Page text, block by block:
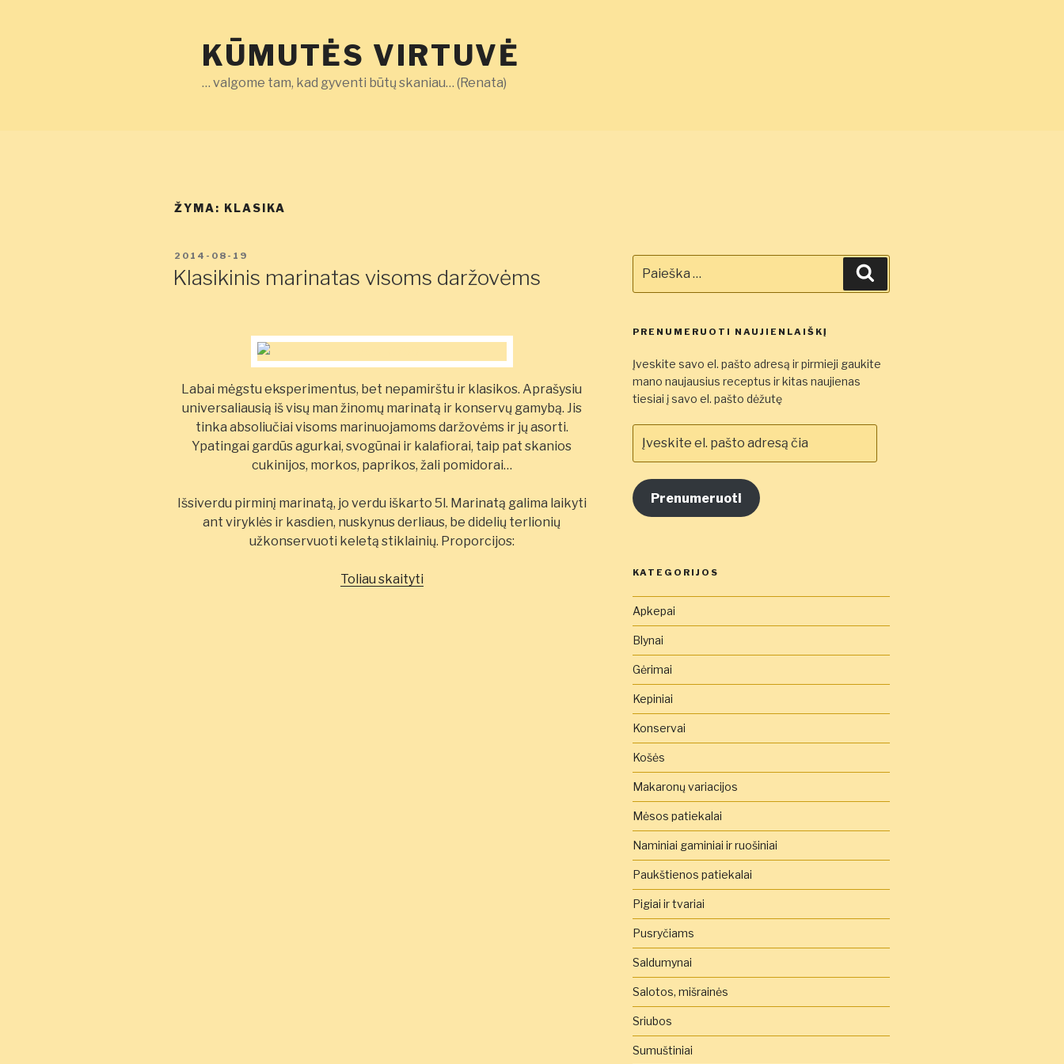
KŪMUTĖS VIRTUVĖ
… valgome tam, kad gyventi būtų skaniau… (Renata)
ŽYMA: KLASIKA
PASKELBTA
2014-08-19
Klasikinis marinatas visoms daržovėms
Labai mėgstu eksperimentus, bet nepamirštu ir klasikos. Aprašysiu
universaliausią iš visų man žinomų marinatą ir konservų gamybą. Jis
tinka absoliučiai visoms marinuojamoms daržovėms ir jų asorti.
Ypatingai gardūs agurkai, svogūnai ir kalafiorai, taip pat skanios
cukinijos, morkos, paprikos, žali pomidorai…
Išsiverdu pirminį marinatą, jo verdu iškarto 5l. Marinatą galima laikyti
ant viryklės ir kasdien, nuskynus derliaus, be didelių terlionių
užkonservuoti keletą stiklainių. Proporcijos:
Toliau skaityti„Klasikinis
PRENUMERUOTI NAUJIENLAIŠKĮ
Įveskite savo el. pašto adresą ir pirmieji gaukite
mano naujausius receptus ir kitas naujienas
tiesiai į savo el. pašto dėžutę
el.
pašto
adresą
čia
Prenumeruoti
KATEGORIJOS
Apkepai
Blynai
Gėrimai
Kepiniai
Konservai
Košės
Makaronų variacijos
Mėsos patiekalai
Naminiai gaminiai ir ruošiniai
Paukštienos patiekalai
Pigiai ir tvariai
Pusryčiams
Saldumynai
Salotos, mišrainės
Sriubos
Sumuštiniai